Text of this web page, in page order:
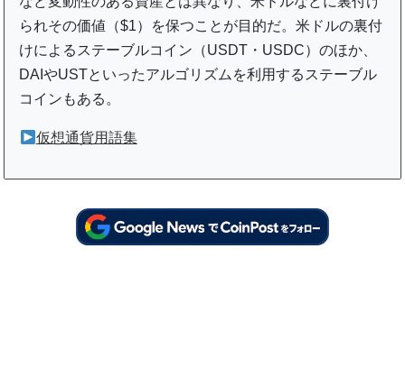
られその価値（$1）を保つことが目的だ。米ドルの裏付
けによるステーブルコイン（USDT・USDC）のほか、
DAIやUSTといったアルゴリズムを利用するステーブル
コインもある。
仮想通貨用語集